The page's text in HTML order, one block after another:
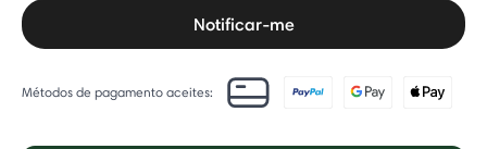
Notificar-me
Métodos de pagamento aceites: